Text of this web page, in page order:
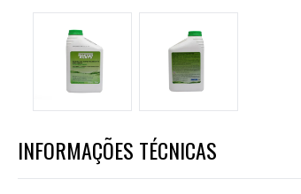
INFORMAÇÕES TÉCNICAS